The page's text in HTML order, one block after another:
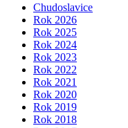
Chudoslavice
Rok 2026
Rok 2025
Rok 2024
Rok 2023
Rok 2022
Rok 2021
Rok 2020
Rok 2019
Rok 2018